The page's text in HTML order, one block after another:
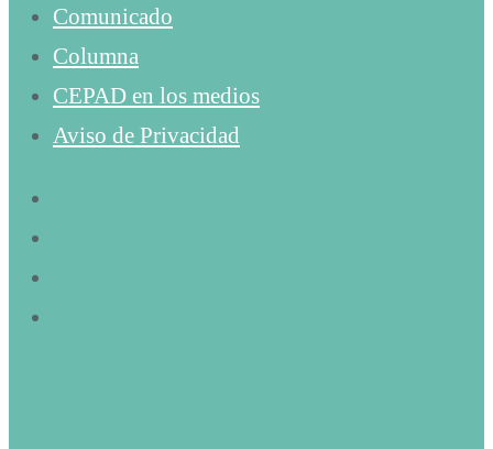
Comunicado
Columna
CEPAD en los medios
Aviso de Privacidad